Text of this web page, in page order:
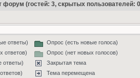
(гостей: 3, скрытых пользователей:
ответы)
ответов)
ответы)
Опрос (есть новые голоса)
Опрос (нет новых голосов)
Закрытая тема
Тема перемещена